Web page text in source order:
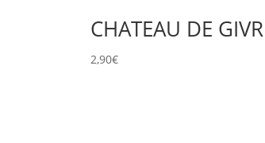
CHATEAU DE
2,90€